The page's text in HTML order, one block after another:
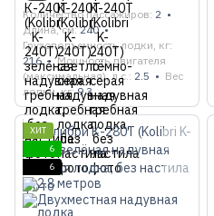
Количество пассажиров 2
Длина, см 240
Грузоподъемность лодки, кг
216
Мощность двигателя
(максимальная), л.с. 2.5
Вес
лодки, кг 9.3
ХИТ
6
6